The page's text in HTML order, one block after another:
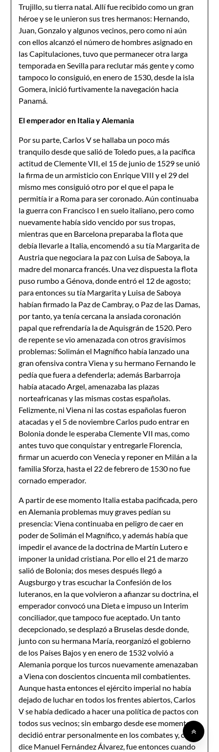
Trujillo, su tierra natal. Allí fue recibido como un gran
héroe y se le unieron sus tres hermanos: Hernando,
Juan, Gonzalo y algunos vecinos, pero como ni aún
con ellos alcanzó el número de hombres asignado en
las Capitulaciones, tuvo que permanecer otra larga
temporada en Sevilla para reclutar más gente y como
tampoco lo consiguió, en enero de 1530, desde la isla
Gomera, inició furtivamente la navegación hacia
Panamá.
El emperador en Italia y Alemania
Por su parte, Carlos V se hallaba un poco más
tranquilo desde que salió de Toledo pues, a la pacífica
actitud de Clemente VII, el 15 de junio de 1529 se unió
la firma de un armisticio con Enrique VIII y el 29 del
mismo mes consiguió otro por el que el papa le
permitía ir a Roma para ser coronado. Aún continuaba
la guerra con Francisco I en suelo italiano, pero como
nuevamente había sido vencido por sus tropas,
mientras que en Barcelona preparaba la flota que
debía llevarle a Italia, encomendó a su tía Margarita de
Austria que negociara la paz con Luisa de Saboya, la
madre del monarca francés. Una vez dispuesta la flota
puso rumbo a Génova, donde entró el 12 de agosto;
para entonces su tía Margarita y Luisa de Saboya
habían firmado la Paz de Cambray, o Paz de las Damas,
por tanto, ya tenía cercana la ansiada coronación
papal que refrendaría la de Aquisgrán de 1520. Pero
de repente se vio amenazada con otros gravísimos
problemas: Solimán el Magnífico había lanzado una
gran ofensiva contra Viena y su hermano Fernando le
pedía que fuera a defenderla; además Barbarroja
había atacado Argel, amenazaba las plazas
norteafricanas y las mismas costas españolas.
Felizmente, ni Viena ni las costas españolas fueron
atacadas y el 5 de noviembre Carlos pudo entrar en
Bolonia donde le esperaba Clemente VII mas, como
antes tuvo que conquistar y entregarle Florencia,
firmar un acuerdo con Venecia y reponer en Milán a la
familia Sforza, hasta el 22 de febrero de 1530 no fue
cornado emperador.
A partir de ese momento Italia estaba pacificada, pero
en Alemania problemas muy graves pedían su
presencia: Viena continuaba en peligro de caer en
poder de Solimán el Magnífico, y además había que
impedir el avance de la doctrina de Martín Lutero e
imponer la unidad cristiana. Por ello el 21 de marzo
salió de Bolonia; dos meses después llegó a
Augsburgo y tras escuchar la Confesión de los
luteranos, en la que volvieron a afianzar su doctrina, el
emperador convocó una Dieta e impuso un Interim
conciliador, que tampoco fue aceptado. Un tanto
decepcionado, se desplazó a Bruselas desde donde,
junto con su hermana María, reorganizó el gobierno
de los Países Bajos y en enero de 1532 volvió a
Alemania porque los turcos nuevamente amenazaban
a Viena con doscientos cincuenta mil combatientes.
Aunque hasta entonces el ejército imperial no había
dejado de luchar en todos los frentes abiertos, Carlos
V se había dedicado a hacer una política de pactos con
todos sus vecinos; sin embargo desde ese momento
decidió entrar personalmente en los combates y, como
dice Manuel Fernández Álvarez, fue entonces cuando